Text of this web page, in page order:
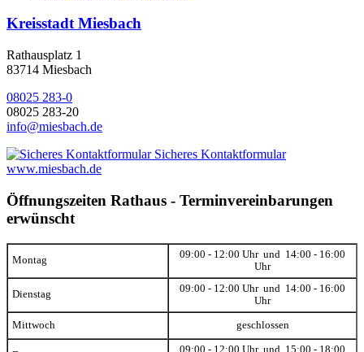
Kreisstadt Miesbach
Rathausplatz 1
83714 Miesbach
08025 283-0
08025 283-20
info@miesbach.de
Sicheres Kontaktformular
www.miesbach.de
Öffnungszeiten Rathaus - Terminvereinbarungen
erwünscht
Montag
09:00 - 12:00 Uhr und 14:00 - 16:00
Uhr
Dienstag
09:00 - 12:00 Uhr und 14:00 - 16:00
Uhr
Mittwoch geschlossen
09:00 - 12:00 Uhr und 15:00 - 18:00